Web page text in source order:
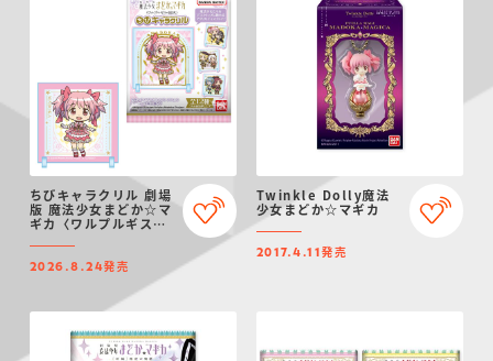
ちびキャラクリル 劇場
版 魔法少女まどか☆マ
ギカ〈ワルプルギスの
2026.8.24発売
Twinkle Dolly魔法
少女まどか☆マギカ
2017.4.11発売